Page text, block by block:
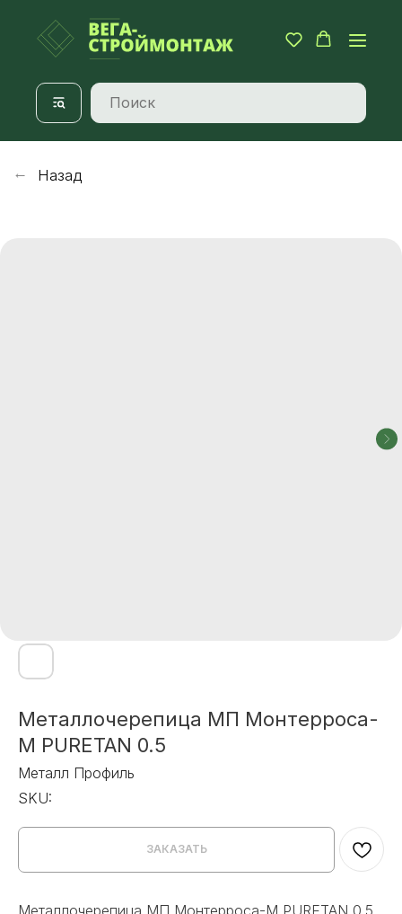
Назад
Металлочерепица МП Монтерроса-
M PURETAN 0.5
Металл Профиль
SKU:
ЗАКАЗАТЬ
Металлочерепица МП Монтерроса-M PURETAN 0.5